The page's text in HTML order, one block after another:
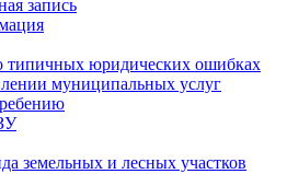
запись
типичных юридических ошибках
муниципальных услуг
земельных и лесных участков